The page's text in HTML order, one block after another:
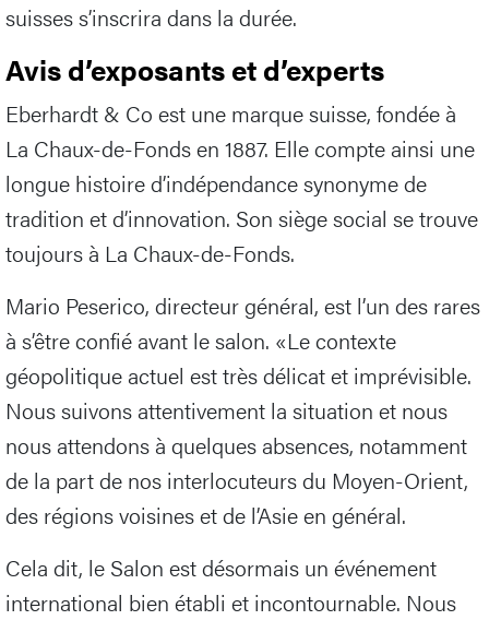
suisses s’inscrira dans la durée.
Avis d’exposants et d’experts
Eberhardt & Co est une marque suisse, fondée à
La Chaux-de-Fonds en 1887. Elle compte ainsi une
longue histoire d’indépendance synonyme de
tradition et d’innovation. Son siège social se trouve
toujours à La Chaux-de-Fonds.
Mario Peserico, directeur général, est l’un des rares
à s’être confié avant le salon. «Le contexte
géopolitique actuel est très délicat et imprévisible.
Nous suivons attentivement la situation et nous
nous attendons à quelques absences, notamment
de la part de nos interlocuteurs du Moyen-Orient,
des régions voisines et de l’Asie en général.
Cela dit, le Salon est désormais un événement
international bien établi et incontournable. Nous